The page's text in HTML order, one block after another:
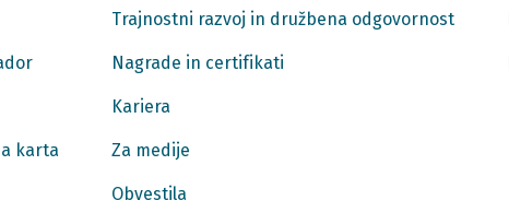
karta
Trajnostni razvoj in družbena odgovornost
Nagrade in certifikati
Kariera
Za medije
Obvestila